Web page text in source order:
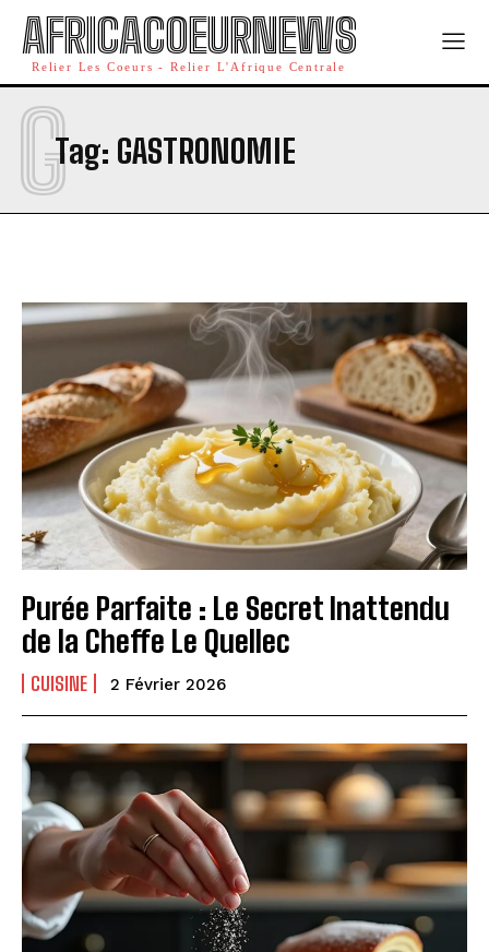
AFRICACOEURNEWS
Relier Les Coeurs - Relier L'Afrique Centrale
Tag: GASTRONOMIE
G
Purée Parfaite : Le Secret Inattendu
de la Cheffe Le Quellec
CUISINE 2 Février 2026